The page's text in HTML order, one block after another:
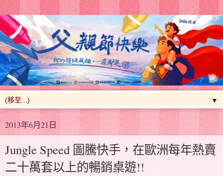
▼
2013年6月21日
Jungle Speed 圖騰快手，在歐洲每年熱賣
二十萬套以上的暢銷桌遊!!